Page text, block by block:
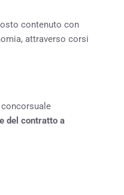
contenuto con
attraverso corsi
del contratto a